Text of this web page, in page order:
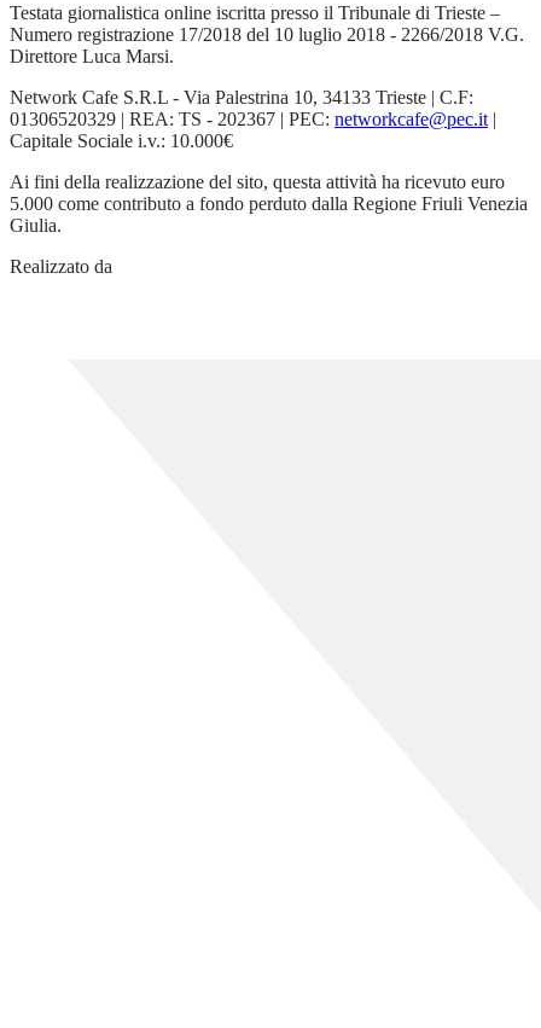
Testata giornalistica online iscritta presso il Tribunale di Trieste –
Numero registrazione 17/2018 del 10 luglio 2018 - 2266/2018 V.G.
Direttore Luca Marsi.
Network Cafe S.R.L - Via Palestrina 10, 34133 Trieste | C.F:
01306520329 | REA: TS - 202367 | PEC: networkcafe@pec.it |
Capitale Sociale i.v.: 10.000€
Ai fini della realizzazione del sito, questa attività ha ricevuto euro
5.000 come contributo a fondo perduto dalla Regione Friuli Venezia
Giulia.
Realizzato da